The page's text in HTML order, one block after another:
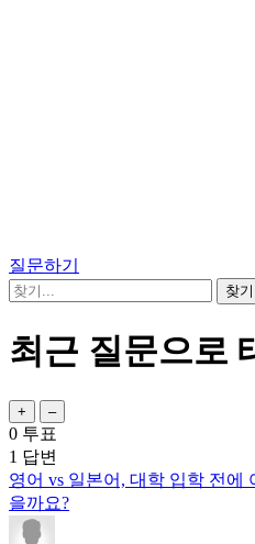
질문하기
최근 질문으로
0 투표
1 답변
영어 vs 일본어, 대학 입학 전에
을까요?